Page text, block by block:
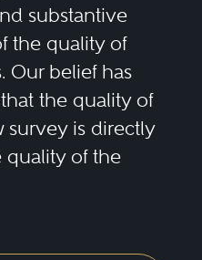
substantive
the quality of
Our belief has
the quality of
survey is directly
quality of the